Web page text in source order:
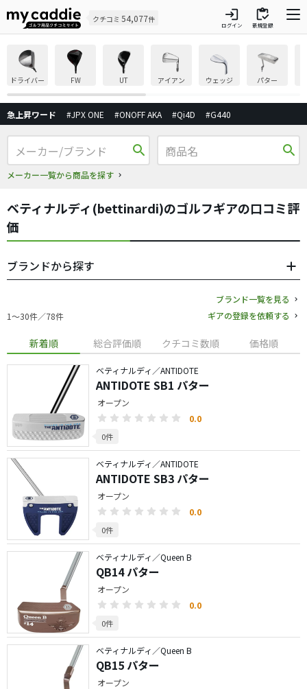
クチコミ 54,077件 login
ログイン
inventory
新規登録
ドライバー FW UT アイアン ウェッジ パター
急上昇ワード #JPX ONE #ONOFF AKA #Qi4D #G440
search
メーカー一覧から商品を探す
search
ベティナルディ(bettinardi)のゴルフギアの口コミ評
価
ブランドから探す
1〜30件／78件
ブランド一覧を見る
ギアの登録を依頼する
新着順 総合評価順 クチコミ数順 価格順
ベティナルディ／ANTIDOTE
ANTIDOTE SB1 パター
オープン
0.0
0件
ベティナルディ／ANTIDOTE
ANTIDOTE SB3 パター
オープン
0.0
0件
ベティナルディ／Queen B
QB14 パター
オープン
0.0
0件
ベティナルディ／Queen B
QB15 パター
オープン